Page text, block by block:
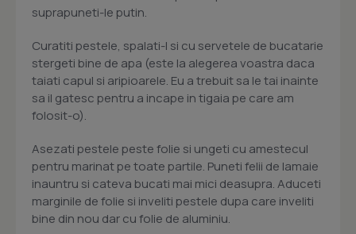
suprapuneti-le putin.
Curatiti pestele, spalati-l si cu servetele de bucatarie
stergeti bine de apa (este la alegerea voastra daca
taiati capul si aripioarele. Eu a trebuit sa le tai inainte
sa il gatesc pentru a incape in tigaia pe care am
folosit-o).
Asezati pestele peste folie si ungeti cu amestecul
pentru marinat pe toate partile. Puneti felii de lamaie
inauntru si cateva bucati mai mici deasupra. Aduceti
marginile de folie si inveliti pestele dupa care inveliti
bine din nou dar cu folie de aluminiu.